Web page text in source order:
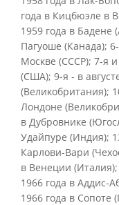
года в Кицбюэле в
1959 года в Бадене
Пагуоше (Канада);
Москве (СССР); 7-я
(США); 9-я - в
(Великобритания);
Лондоне
в Дубровнике
Удайпуре (Индия);
Карлови-Вари
в Венеции
1966 года в Аддис-
1966 года в Сопоте